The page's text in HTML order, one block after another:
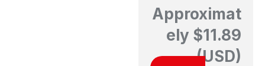
Approximat
ely $11.89
(USD)